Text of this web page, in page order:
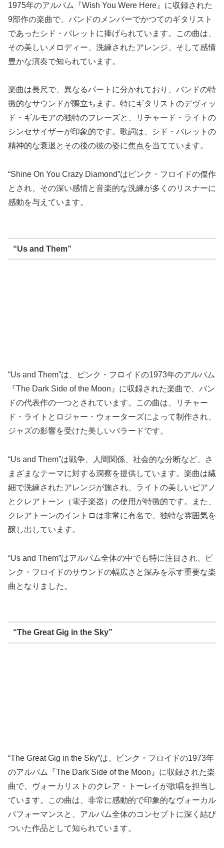
1975年のアルバム『Wish You Were Here』に収録された
9部作の楽曲で、バンドのメンバーでかつてのギタリスト
であったシド・バレットに捧げられています。この曲は、
その美しいメロディー、洗練されたアレンジ、そして感情
豊かな演奏で知られています。
楽曲は長尺で、異なるパートに分かれており、バンドの特
徴的なサウンドが際立ちます。特にギタリストのデヴィッ
ド・ギルモアの独特のフレーズと、リチャード・ライトの
シンセサイザーが印象的です。歌詞は、シド・バレットの
精神的な衰退とその後の彼の姿に焦点を当てています。
“Shine On You Crazy Diamond”はピンク・フロイドの傑作
とされ、その深い感情と音楽的な洗練が多くのリスナーに
感動を与えています。
“Us and Them”
“Us and Them”は、ピンク・フロイドの1973年のアルバム
『The Dark Side of the Moon』に収録された楽曲で、バン
ドの代表作の一つとされています。この曲は、リチャー
ド・ライトとロジャー・ウォーターズによって制作され、
ジャズの影響を受けた美しいバラードです。
“Us and Them”は戦争、人間関係、社会的な分断など、さ
まざまなテーマに対する洞察を提供しています。楽曲は繊
細で洗練されたアレンジが施され、ライトの美しいピアノ
とクレアトーン（電子楽器）の使用が特徴的です。また、
クレアトーンのイントロは非常に有名で、独特な雰囲気を
醸し出しています。
“Us and Them”はアルバム全体の中でも特に注目され、ピ
ンク・フロイドのサウンドの幅広さと深みを示す重要な楽
曲となりました。
“The Great Gig in the Sky”
“The Great Gig in the Sky”は、ピンク・フロイドの1973年
のアルバム『The Dark Side of the Moon』に収録された楽
曲で、ヴォーカリストのクレア・トーレイが歌唱を担当し
ています。この曲は、非常に感動的で印象的なヴォーカル
パフォーマンスと、アルバム全体のコンセプトに深く結び
ついた作品として知られています。